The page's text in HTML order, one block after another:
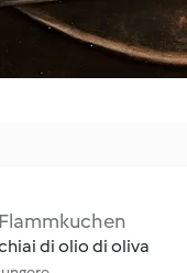
di olio di oliva